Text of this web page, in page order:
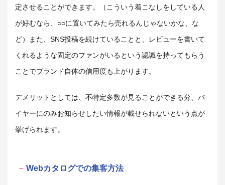
定させることができます。（こういう着こなしをしている人
が好むなら、○○に置いてみたら売れるんじゃないかな、な
ど）また、SNS投稿を続けていることと、レビューを書いて
くれるような固定のファンがいるという認識を持ってもらう
ことでブランド自体の信用度も上がります。
デメリットとしては、不特定多数が見ることができる分、バ
イヤーにのみお知らせしたい情報が載せられないという点が
挙げられます。
Webカタログでの集客方法